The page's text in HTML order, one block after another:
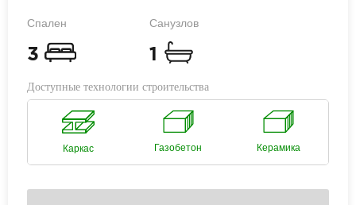
Спален
3
Санузлов
1
Доступные технологии строительства
Каркас Газобетон Керамика